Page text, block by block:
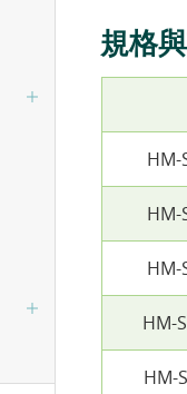
規格
HM-
HM-
HM-
HM-
HM-